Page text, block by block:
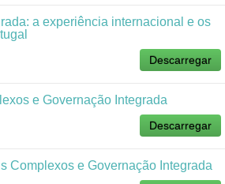
a experiência internacional e os
Descarregar
e Governação Integrada
Descarregar
Complexos e Governação Integrada